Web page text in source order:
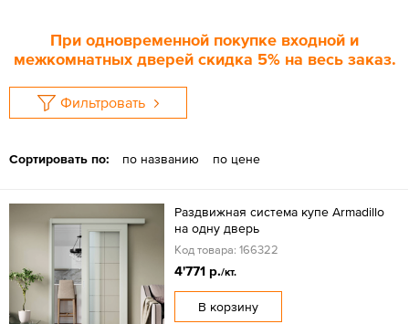
При одновременной покупке входной и
межкомнатных дверей скидка 5% на весь заказ.
Фильтровать
Сортировать по: по названию по цене
Раздвижная система купе Armadillo
на одну дверь
Код товара: 166322
4'771 р./кт.
В корзину